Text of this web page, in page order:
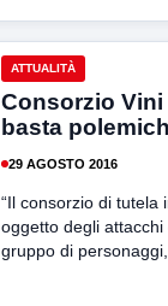
ATTUALITÀ
Consorzio Vini
basta
29 AGOSTO 2016
“Il consorzio di tutela
oggetto degli
gruppo di personaggi,